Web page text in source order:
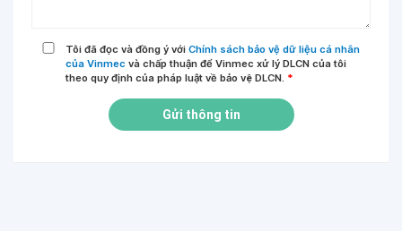
Tôi đã đọc và đồng ý với Chính sách bảo vệ dữ liệu cá nhân
của Vinmec và chấp thuận để Vinmec xử lý DLCN của tôi
theo quy định của pháp luật về bảo vệ DLCN. *
Gửi thông tin